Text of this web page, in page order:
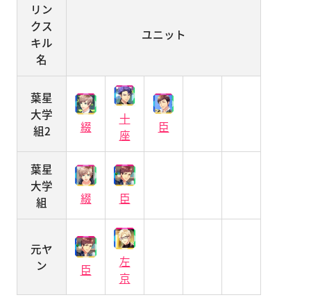
リン
クス
キル
名
ユニット
葉星
大学
組2
綴
十
座
臣
葉星
大学
組
綴 臣
元ヤ
ン
臣
左
京